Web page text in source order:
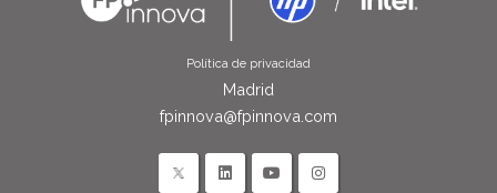
Política de privacidad
Madrid
fpinnova@fpinnova.com